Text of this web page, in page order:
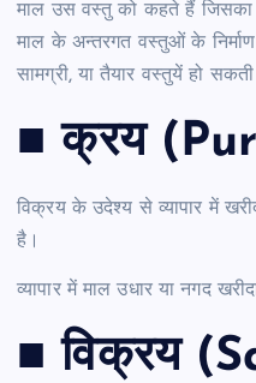
माल उस वस्तु को कहते हैं जिसका
माल के अन्तरगत वस्तुओं के निर्माण
सामग्री, या तैयार वस्तुयें हो
■ क्रय
विक्रय के उदेश्य से व्यापार में
है।
व्यापार में माल उधार या नगद
■ विक्रय